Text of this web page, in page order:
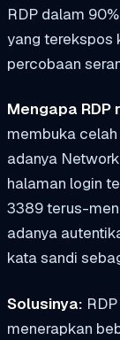
RDP dalam
yang terekspos
percobaan
Mengapa RDP
membuka
adanya
halaman login
3389 terus-
adanya
kata sandi
Solusinya:
menerapkan